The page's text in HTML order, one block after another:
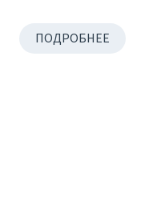
ПОДРОБНЕЕ